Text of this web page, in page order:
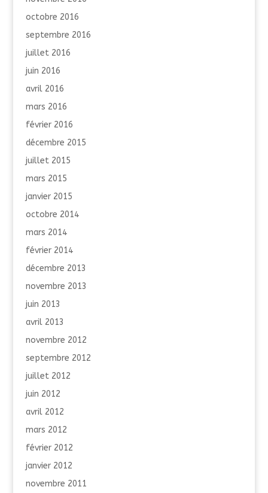
octobre 2016
septembre 2016
juillet 2016
juin 2016
avril 2016
mars 2016
février 2016
décembre 2015
juillet 2015
mars 2015
janvier 2015
octobre 2014
mars 2014
février 2014
décembre 2013
novembre 2013
juin 2013
avril 2013
novembre 2012
septembre 2012
juillet 2012
juin 2012
avril 2012
mars 2012
février 2012
janvier 2012
novembre 2011